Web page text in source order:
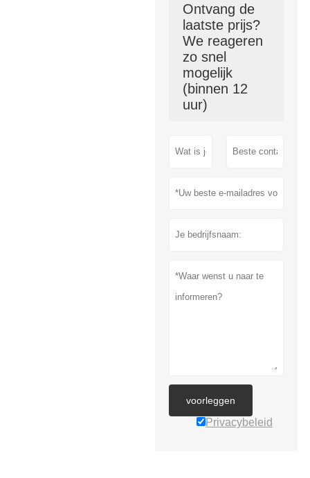
Ontvang de
laatste prijs?
We reageren
zo snel
mogelijk
(binnen 12
uur)
voorleggen
Privacybeleid